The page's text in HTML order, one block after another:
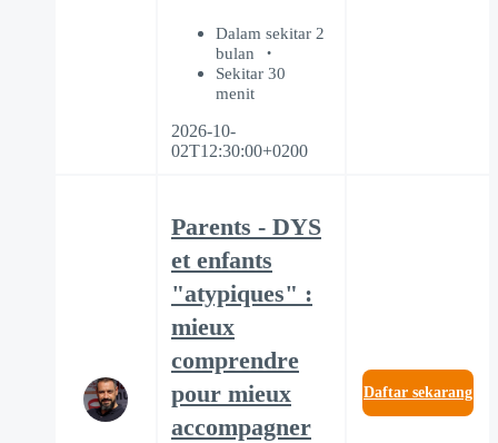
Dalam sekitar 2
bulan
Sekitar 30
menit
2026-10-
02T12:30:00+0200
Parents - DYS
et enfants
"atypiques" :
mieux
comprendre
pour mieux
accompagner
Daftar sekarang